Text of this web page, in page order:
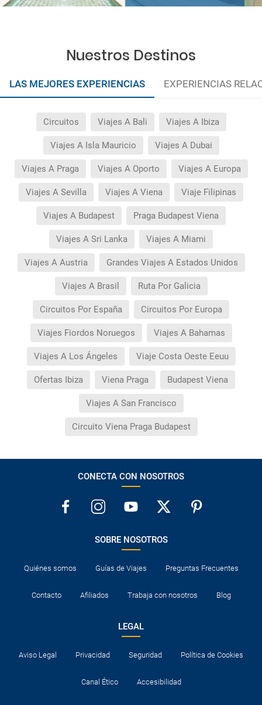
Nuestros Destinos
LAS MEJORES EXPERIENCIAS EXPERIENCIAS
Circuitos Viajes A Bali Viajes A Ibiza
Viajes A Isla Mauricio Viajes A Dubai
Viajes A Praga Viajes A Oporto Viajes A Europa
Viajes A Sevilla Viajes A Viena Viaje Filipinas
Viajes A Budapest Praga Budapest Viena
Viajes A Sri Lanka Viajes A Miami
Viajes A Austria Grandes Viajes A Estados Unidos
Viajes A Brasil Ruta Por Galicia
Circuitos Por España Circuitos Por Europa
Viajes Fiordos Noruegos Viajes A Bahamas
Viajes A Los Ángeles Viaje Costa Oeste Eeuu
Ofertas Ibiza Viena Praga Budapest Viena
Viajes A San Francisco
Circuito Viena Praga Budapest
CONECTA CON NOSOTROS
SOBRE NOSOTROS
Quiénes somos Guías de Viajes Preguntas Frecuentes
Contacto Afiliados Trabaja con nosotros Blog
LEGAL
Aviso Legal Privacidad Seguridad Política de Cookies
Canal Ético Accesibilidad